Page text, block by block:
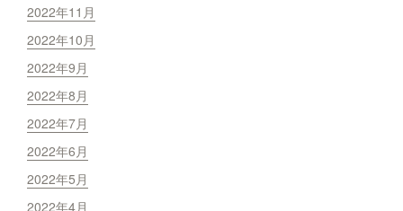
2022年11月
2022年10月
2022年9月
2022年8月
2022年7月
2022年6月
2022年5月
2022年4月